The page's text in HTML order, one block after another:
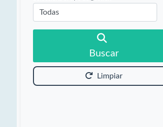
Buscar
Limpiar